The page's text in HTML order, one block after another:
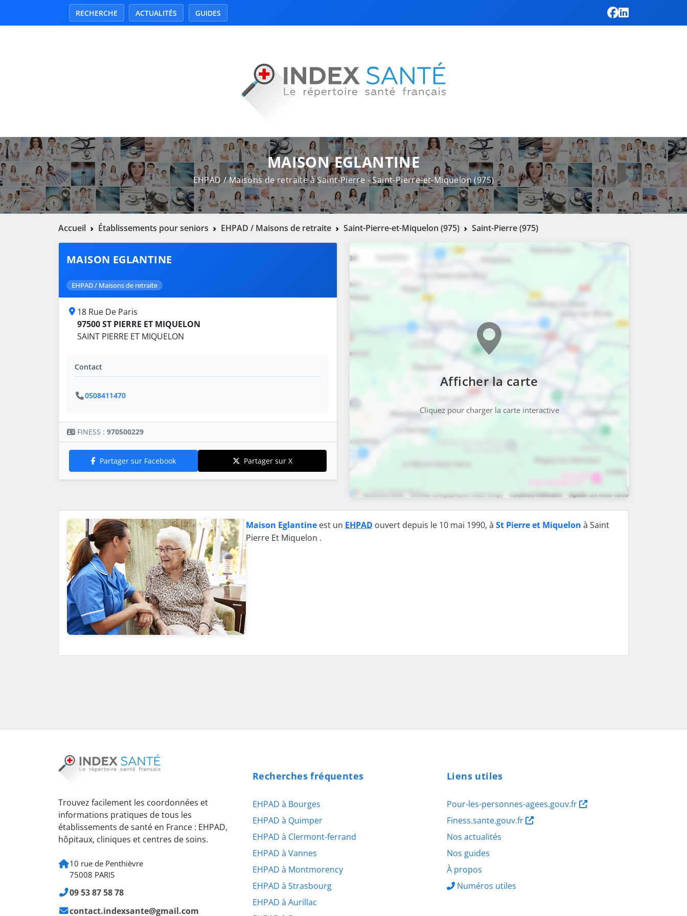
RECHERCHE ACTUALITÉS GUIDES
MAISON EGLANTINE
EHPAD / Maisons de retraite à Saint-Pierre - Saint-Pierre-et-Miquelon (975)
Accueil Établissements pour seniors EHPAD / Maisons de retraite Saint-Pierre-et-Miquelon (975) Saint-Pierre (975)
Afficher la carte
Cliquez pour charger la carte interactive
MAISON EGLANTINE
EHPAD / Maisons de retraite
18 Rue De Paris
97500 ST PIERRE ET MIQUELON
SAINT PIERRE ET MIQUELON
Contact
0508411470
FINESS : 970500229
Partager sur Facebook Partager sur X
Maison Eglantine est un EHPAD ouvert depuis le 10 mai 1990, à St Pierre et Miquelon à Saint
Pierre Et Miquelon .
Trouvez facilement les coordonnées et
informations pratiques de tous les
établissements de santé en France : EHPAD,
hôpitaux, cliniques et centres de soins.
10 rue de Penthièvre
75008 PARIS
09 53 87 58 78
contact.indexsante@gmail.com
Recherches fréquentes
EHPAD à Bourges
EHPAD à Quimper
EHPAD à Clermont-ferrand
EHPAD à Vannes
EHPAD à Montmorency
EHPAD à Strasbourg
EHPAD à Aurillac
Liens utiles
Pour-les-personnes-agees.gouv.fr
Finess.sante.gouv.fr
Nos actualités
Nos guides
À propos
Numéros utiles